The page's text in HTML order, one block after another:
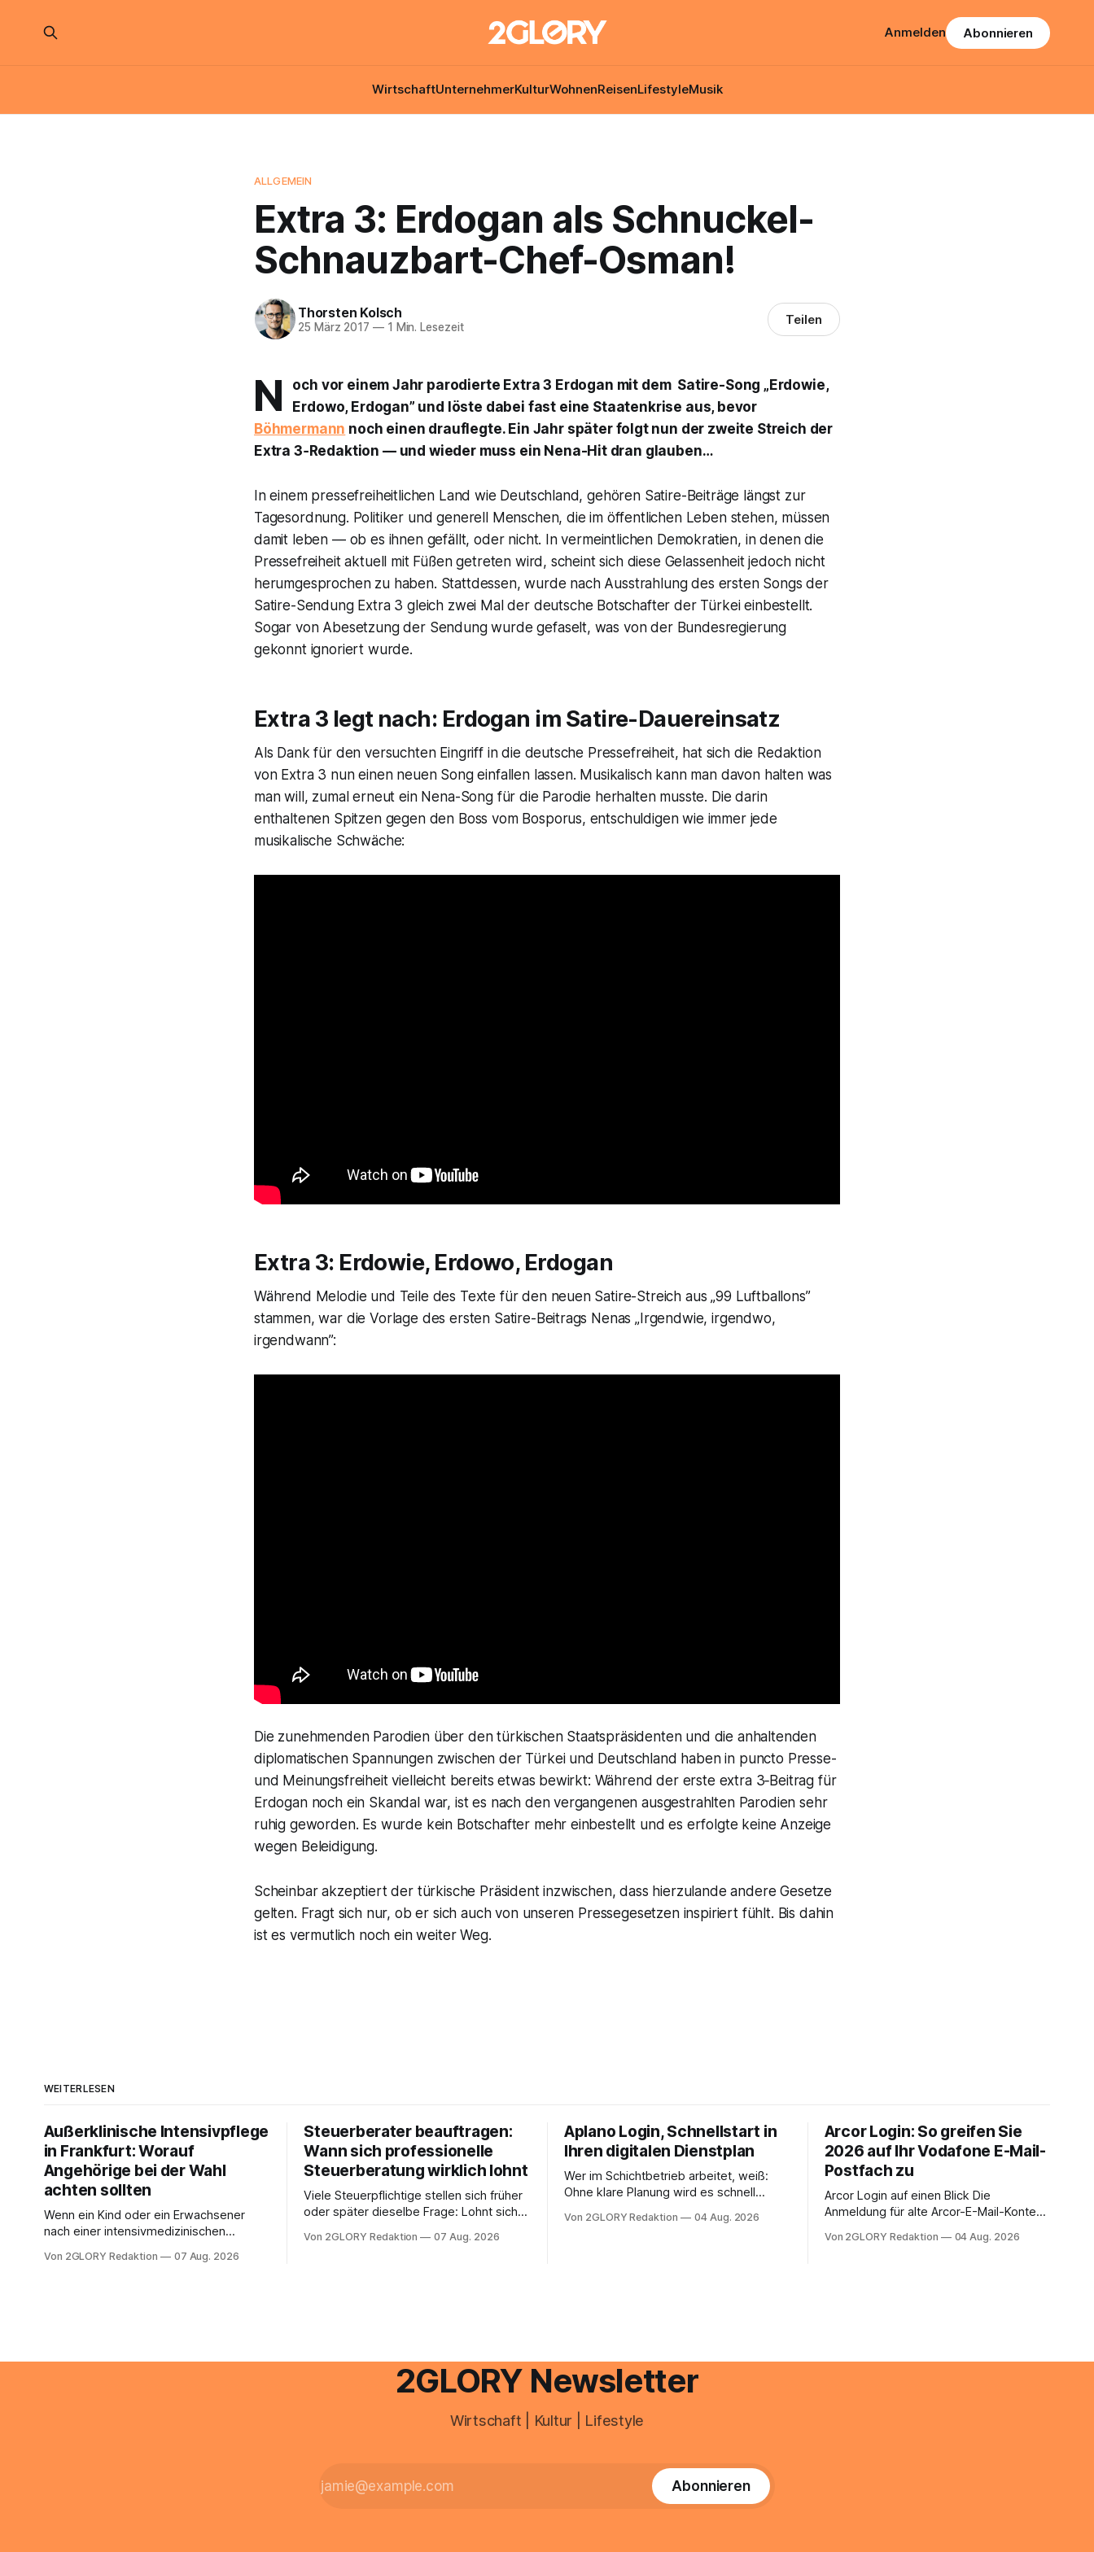
WirtschaftUnternehmerKulturWohnenReisenLifestyleMusik
Anmelden Abonnieren
ALLGEMEIN
Extra 3: Erdogan als Schnuckel-
Schnauzbart-Chef-Osman!
Thorsten Kolsch
25 März 2017 —1 Min. Lesezeit Teilen
N och vor einem Jahr parodierte Extra 3 Erdogan mit dem Satire-Song „Erdowie,
Erdowo, Erdogan” und löste dabei fast eine Staatenkrise aus, bevor
Böhmermann noch einen drauflegte. Ein Jahr später folgt nun der zweite Streich der
Extra 3‑Redaktion — und wieder muss ein Nena-Hit dran glauben…
In einem pressefreiheitlichen Land wie Deutschland, gehören Satire-Beiträge längst zur
Tagesordnung. Politiker und generell Menschen, die im öffentlichen Leben stehen, müssen
damit leben — ob es ihnen gefällt, oder nicht. In vermeintlichen Demokratien, in denen die
Pressefreiheit aktuell mit Füßen getreten wird, scheint sich diese Gelassenheit jedoch nicht
herumgesprochen zu haben. Stattdessen, wurde nach Ausstrahlung des ersten Songs der
Satire-Sendung Extra 3 gleich zwei Mal der deutsche Botschafter der Türkei einbestellt.
Sogar von Abesetzung der Sendung wurde gefaselt, was von der Bundesregierung
gekonnt ignoriert wurde.
Extra 3 legt nach: Erdogan im Satire-Dauereinsatz
Als Dank für den versuchten Eingriff in die deutsche Pressefreiheit, hat sich die Redaktion
von Extra 3 nun einen neuen Song einfallen lassen. Musikalisch kann man davon halten was
man will, zumal erneut ein Nena-Song für die Parodie herhalten musste. Die darin
enthaltenen Spitzen gegen den Boss vom Bosporus, entschuldigen wie immer jede
musikalische Schwäche:
Extra 3: Erdowie, Erdowo, Erdogan
Während Melodie und Teile des Texte für den neuen Satire-Streich aus „99 Luftballons”
stammen, war die Vorlage des ersten Satire-Beitrags Nenas „Irgendwie, irgendwo,
irgendwann”:
Die zunehmenden Parodien über den türkischen Staatspräsidenten und die anhaltenden
diplomatischen Spannungen zwischen der Türkei und Deutschland haben in puncto Presse-
und Meinungsfreiheit vielleicht bereits etwas bewirkt: Während der erste extra 3‑Beitrag für
Erdogan noch ein Skandal war, ist es nach den vergangenen ausgestrahlten Parodien sehr
ruhig geworden. Es wurde kein Botschafter mehr einbestellt und es erfolgte keine Anzeige
wegen Beleidigung.
Scheinbar akzeptiert der türkische Präsident inzwischen, dass hierzulande andere Gesetze
gelten. Fragt sich nur, ob er sich auch von unseren Pressegesetzen inspiriert fühlt. Bis dahin
ist es vermutlich noch ein weiter Weg.
WEITERLESEN
Außerklinische Intensivpflege
in Frankfurt: Worauf
Angehörige bei der Wahl
achten sollten
Wenn ein Kind oder ein Erwachsener
nach einer intensivmedizinischen
oder eine engmaschige pflegerische
Intensivpflege bietet genau diese
Von 2GLORY Redaktion 07 Aug. 2026
Steuerberater beauftragen:
Wann sich professionelle
Steuerberatung wirklich lohnt
Viele Steuerpflichtige stellen sich früher
oder später dieselbe Frage: Lohnt sich
sich die Steuererklärung auch in
zahlt sich professionelle Unterstützung
Von 2GLORY Redaktion 07 Aug. 2026
Aplano Login, Schnellstart in
Ihren digitalen Dienstplan
Wer im Schichtbetrieb arbeitet, weiß:
Ohne klare Planung wird es schnell
zentraler Zugangspunkt, um dienstpläne,
Von 2GLORY Redaktion 04 Aug. 2026
Arcor Login: So greifen Sie
2026 auf Ihr Vodafone E-Mail-
Postfach zu
Arcor Login auf einen Blick Die
Anmeldung für alte Arcor-E-Mail-Konten
noch eine e mail adresse mit der Endung
Von 2GLORY Redaktion 04 Aug. 2026
2GLORY Newsletter
Wirtschaft | Kultur | Lifestyle
Abonnieren